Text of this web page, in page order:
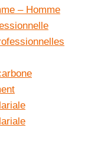
– Homme